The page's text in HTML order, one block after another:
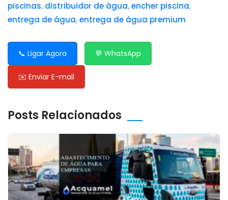
piscinas, distribuidor de água,encher piscina,
entrega de água,entrega de água premium
📞 Ligar Agora 💬 WhatsApp
✉️ Enviar E-mail
Posts Relacionados